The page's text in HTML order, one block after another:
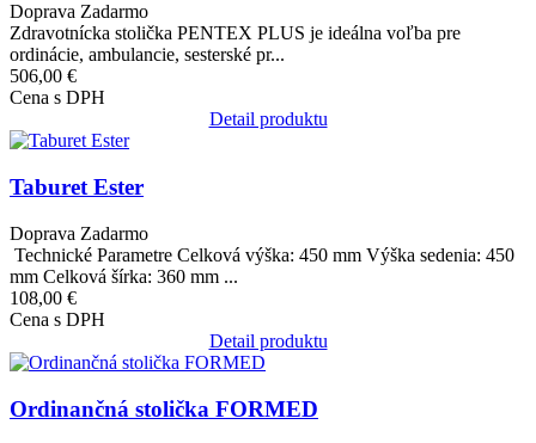
Doprava Zadarmo
Zdravotnícka stolička PENTEX PLUS je ideálna voľba pre
ordinácie, ambulancie, sesterské pr...
506,00 €
Cena s DPH
Detail produktu
Obrázok
Taburet Ester
Doprava Zadarmo
Technické Parametre Celková výška: 450 mm Výška sedenia: 450
mm Celková šírka: 360 mm ...
108,00 €
Cena s DPH
Detail produktu
Obrázok
Ordinančná stolička FORMED